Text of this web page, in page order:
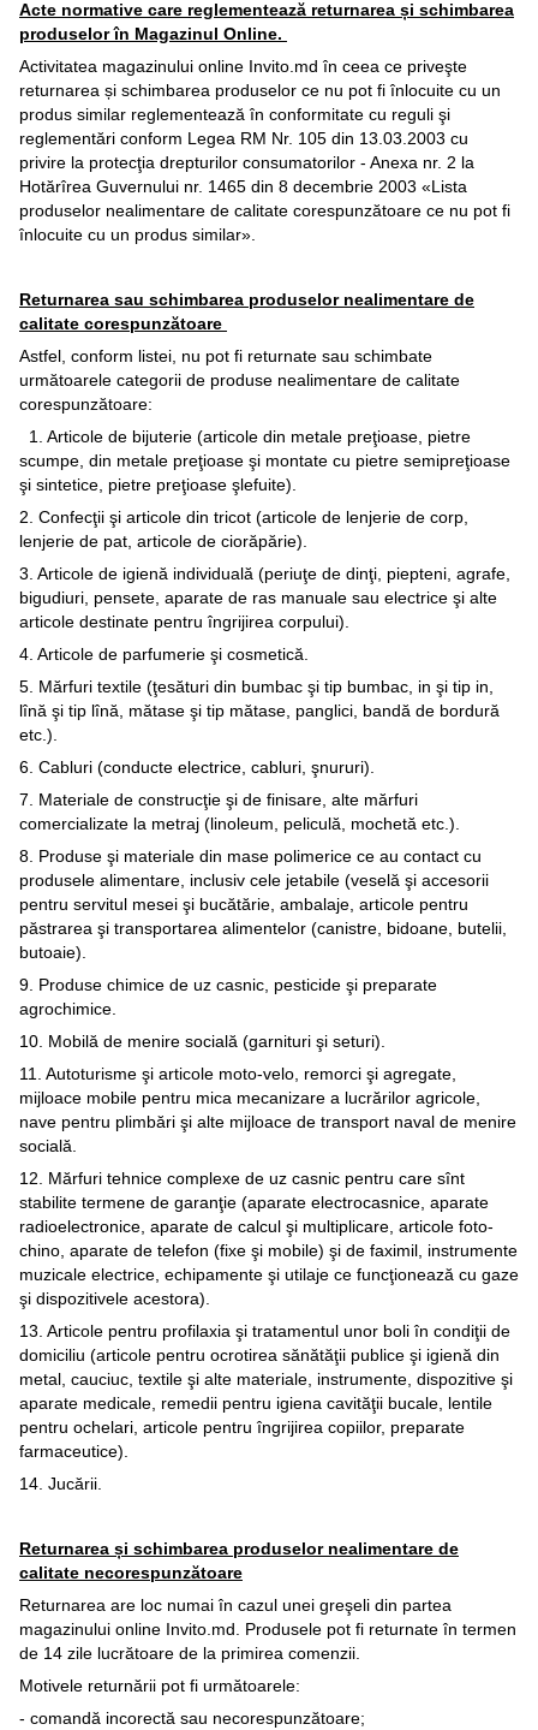
Acte normative care reglementează returnarea și schimbarea
produselor în Magazinul Online.
Activitatea magazinului online Invito.md în ceea ce priveşte
returnarea și schimbarea produselor ce nu pot fi înlocuite cu un
produs similar reglementează în conformitate cu reguli şi
reglementări conform Legea RM Nr. 105 din 13.03.2003 cu
privire la protecţia drepturilor consumatorilor - Anexa nr. 2 la
Hotărîrea Guvernului nr. 1465 din 8 decembrie 2003 «Lista
produselor nealimentare de calitate corespunzătoare ce nu pot fi
înlocuite cu un produs similar».
Returnarea sau schimbarea produselor nealimentare de
calitate corespunzătoare
Astfel, conform listei, nu pot fi returnate sau schimbate
următoarele categorii de produse nealimentare de calitate
corespunzătoare:
1. Articole de bijuterie (articole din metale preţioase, pietre
scumpe, din metale preţioase şi montate cu pietre semipreţioase
şi sintetice, pietre preţioase şlefuite).
2. Confecţii şi articole din tricot (articole de lenjerie de corp,
lenjerie de pat, articole de ciorăpărie).
3. Articole de igienă individuală (periuţe de dinţi, piepteni, agrafe,
bigudiuri, pensete, aparate de ras manuale sau electrice şi alte
articole destinate pentru îngrijirea corpului).
4. Articole de parfumerie şi cosmetică.
5. Mărfuri textile (ţesături din bumbac şi tip bumbac, in şi tip in,
lînă şi tip lînă, mătase şi tip mătase, panglici, bandă de bordură
etc.).
6. Cabluri (conducte electrice, cabluri, şnururi).
7. Materiale de construcţie şi de finisare, alte mărfuri
comercializate la metraj (linoleum, peliculă, mochetă etc.).
8. Produse şi materiale din mase polimerice ce au contact cu
produsele alimentare, inclusiv cele jetabile (veselă şi accesorii
pentru servitul mesei şi bucătărie, ambalaje, articole pentru
păstrarea şi transportarea alimentelor (canistre, bidoane, butelii,
butoaie).
9. Produse chimice de uz casnic, pesticide şi preparate
agrochimice.
10. Mobilă de menire socială (garnituri şi seturi).
11. Autoturisme şi articole moto-velo, remorci şi agregate,
mijloace mobile pentru mica mecanizare a lucrărilor agricole,
nave pentru plimbări şi alte mijloace de transport naval de menire
socială.
12. Mărfuri tehnice complexe de uz casnic pentru care sînt
stabilite termene de garanţie (aparate electrocasnice, aparate
radioelectronice, aparate de calcul şi multiplicare, articole foto-
chino, aparate de telefon (fixe şi mobile) şi de faximil, instrumente
muzicale electrice, echipamente şi utilaje ce funcţionează cu gaze
şi dispozitivele acestora).
13. Articole pentru profilaxia şi tratamentul unor boli în condiţii de
domiciliu (articole pentru ocrotirea sănătăţii publice şi igienă din
metal, cauciuc, textile şi alte materiale, instrumente, dispozitive şi
aparate medicale, remedii pentru igiena cavităţii bucale, lentile
pentru ochelari, articole pentru îngrijirea copiilor, preparate
farmaceutice).
14. Jucării.
Returnarea și schimbarea produselor nealimentare de
calitate necorespunzătoare
Returnarea are loc numai în cazul unei greşeli din partea
magazinului online Invito.md. Produsele pot fi returnate în termen
de 14 zile lucrătoare de la primirea comenzii.
Motivele returnării pot fi următoarele:
- comandă incorectă sau necorespunzătoare;